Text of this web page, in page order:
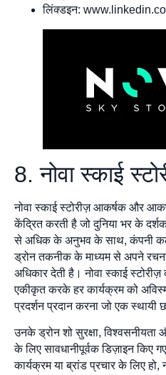
लिंक्डइन:
8. नोवा स्काई
नोवा स्काई स्टोरीज़ आकर्षक और
केंद्रित करती है जो दुनिया भर के
से अधिक के अनुभव के साथ, कंपनी
ड्रोन तकनीक के माध्यम से अपने
अधिकार देती है। नोवा स्काई
एकीकृत करके हर कार्यक्रम को
प्रदर्शन प्रदान करना जो एक स्थायी
उनके ड्रोन शो सुरक्षा,
के लिए सावधानीपूर्वक डिज़ाइन किए
कार्यक्रम या ब्रांड प्रचार के लिए हो,